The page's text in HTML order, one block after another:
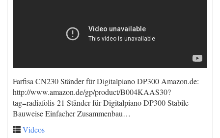
Farfisa CN230 Ständer für Digitalpiano DP300 Amazon.de:
http://www.amazon.de/gp/product/B004KAAS30?
tag=radiafolis-21 Ständer für Digitalpiano DP300 Stabile
Bauweise Einfacher Zusammenbau…
Videos